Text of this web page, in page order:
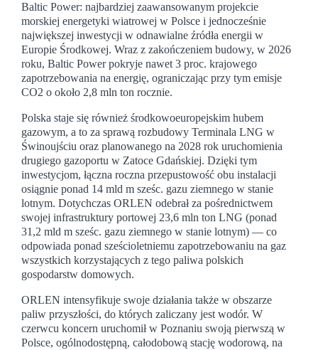
Baltic Power: najbardziej zaawansowanym projekcie
morskiej energetyki wiatrowej w Polsce i jednocześnie
największej inwestycji w odnawialne źródła energii w
Europie Środkowej. Wraz z zakończeniem budowy, w 2026
roku, Baltic Power pokryje nawet 3 proc. krajowego
zapotrzebowania na energię, ograniczając przy tym emisje
CO2 o około 2,8 mln ton rocznie.
Polska staje się również środkowoeuropejskim hubem
gazowym, a to za sprawą rozbudowy Terminala LNG w
Świnoujściu oraz planowanego na 2028 rok uruchomienia
drugiego gazoportu w Zatoce Gdańskiej. Dzięki tym
inwestycjom, łączna roczna przepustowość obu instalacji
osiągnie ponad 14 mld m sześc. gazu ziemnego w stanie
lotnym. Dotychczas ORLEN odebrał za pośrednictwem
swojej infrastruktury portowej 23,6 mln ton LNG (ponad
31,2 mld m sześc. gazu ziemnego w stanie lotnym) — co
odpowiada ponad sześcioletniemu zapotrzebowaniu na gaz
wszystkich korzystających z tego paliwa polskich
gospodarstw domowych.
ORLEN intensyfikuje swoje działania także w obszarze
paliw przyszłości, do których zaliczany jest wodór. W
czerwcu koncern uruchomił w Poznaniu swoją pierwszą w
Polsce, ogólnodostępną, całodobową stację wodorową, na